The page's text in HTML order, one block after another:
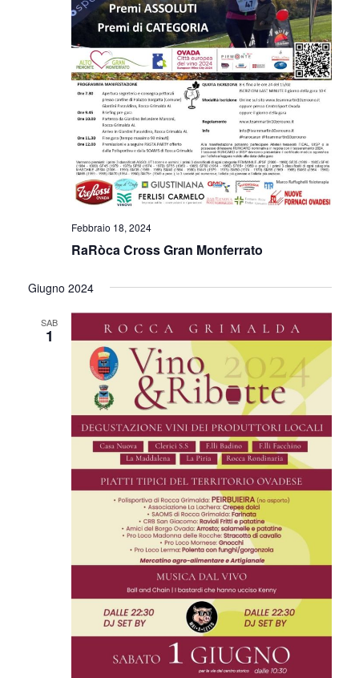
I
G
A
Z
I
O
N
Febbraio 18, 2024
RaRòca Cross Gran Monferrato
Giugno 2024
SAB
1